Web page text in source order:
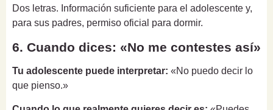
Dos letras. Información suficiente para el adolescente y,
para sus padres, permiso oficial para dormir.
6. Cuando dices: «No me contestes así»
Tu adolescente puede interpretar: «No puedo decir lo
que pienso.»